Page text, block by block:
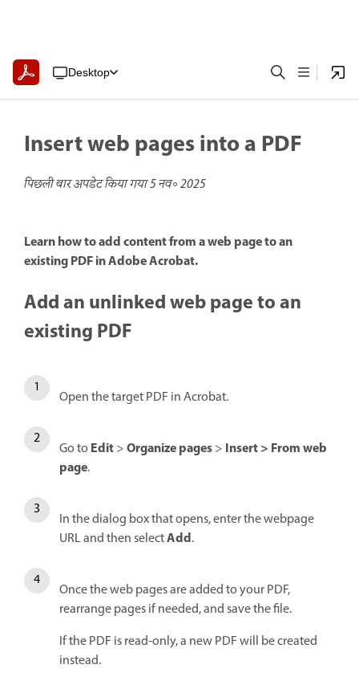
Desktop
Insert web pages into a PDF
पिछली बार अपडेट किया गया5 नव॰ 2025
Learn how to add content from a web page to an
existing PDF in Adobe Acrobat.
Add an unlinked web page to an
existing PDF
Open the target PDF in Acrobat.
Go to Edit>Organize pages> Insert>From web
page.
In the dialog box that opens, enter the webpage
URL and then selectAdd.
Once the web pages are added to your PDF,
rearrange pages if needed, and save the file.
If the PDF is read-only, a new PDF will be created
instead.